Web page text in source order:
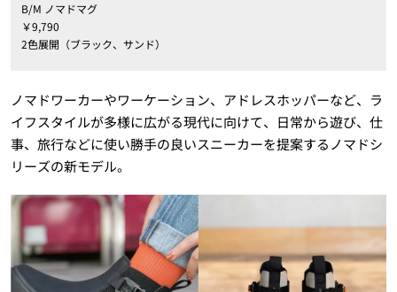
B/M ノマドマグ
￥9,790
2色展開（ブラック、サンド）
ノマドワーカーやワーケーション、アドレスホッパーなど、ラ
イフスタイルが多様に広がる現代に向けて、日常から遊び、仕
事、旅行などに使い勝手の良いスニーカーを提案するノマドシ
リーズの新モデル。